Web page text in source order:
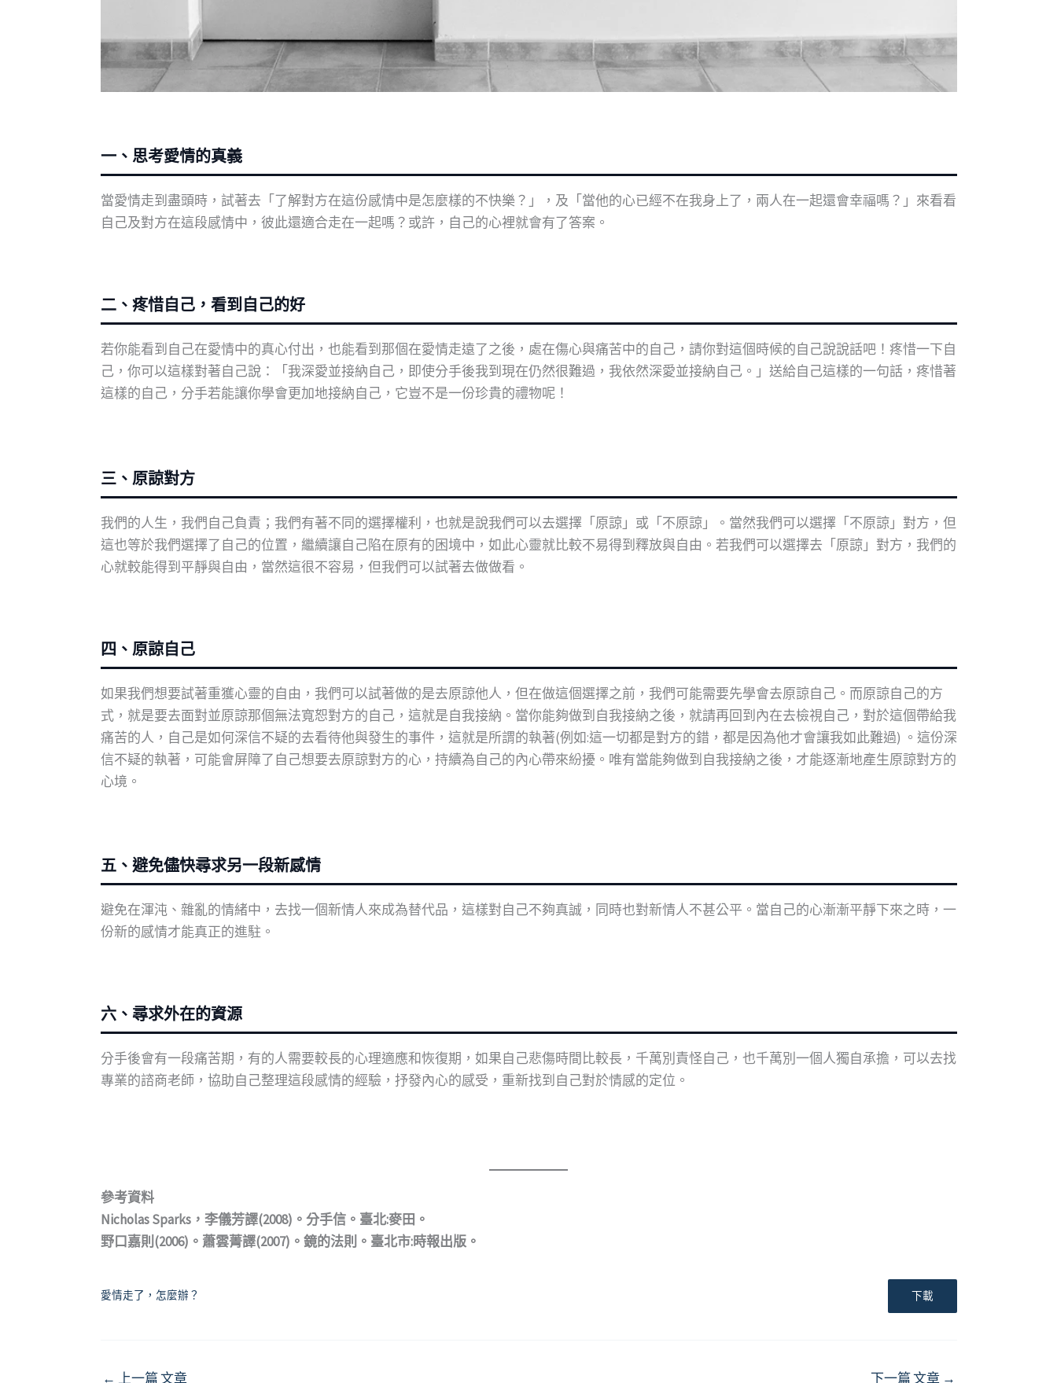
一、思考愛情的真義
當愛情走到盡頭時，試著去「了解對方在這份感情中是怎麼樣的不快樂？」，及「當他的心已經不在我身上了，兩人在一起還會幸福嗎？」來看看
自己及對方在這段感情中，彼此還適合走在一起嗎？或許，自己的心裡就會有了答案。
二、疼惜自己，看到自己的好
若你能看到自己在愛情中的真心付出，也能看到那個在愛情走遠了之後，處在傷心與痛苦中的自己，請你對這個時候的自己說說話吧！疼惜一下自
己，你可以這樣對著自己說：「我深愛並接納自己，即使分手後我到現在仍然很難過，我依然深愛並接納自己。」送給自己這樣的一句話，疼惜著
這樣的自己，分手若能讓你學會更加地接納自己，它豈不是一份珍貴的禮物呢！
三、原諒對方
我們的人生，我們自己負責；我們有著不同的選擇權利，也就是說我們可以去選擇「原諒」或「不原諒」。當然我們可以選擇「不原諒」對方，但
這也等於我們選擇了自己的位置，繼續讓自己陷在原有的困境中，如此心靈就比較不易得到釋放與自由。若我們可以選擇去「原諒」對方，我們的
心就較能得到平靜與自由，當然這很不容易，但我們可以試著去做做看。
四、原諒自己
如果我們想要試著重獲心靈的自由，我們可以試著做的是去原諒他人，但在做這個選擇之前，我們可能需要先學會去原諒自己。而原諒自己的方
式，就是要去面對並原諒那個無法寬恕對方的自己，這就是自我接納。當你能夠做到自我接納之後，就請再回到內在去檢視自己，對於這個帶給我
痛苦的人，自己是如何深信不疑的去看待他與發生的事件，這就是所謂的執著(例如:這一切都是對方的錯，都是因為他才會讓我如此難過) 。這份深
信不疑的執著，可能會屏障了自己想要去原諒對方的心，持續為自己的內心帶來紛擾。唯有當能夠做到自我接納之後，才能逐漸地產生原諒對方的
心境。
五、避免儘快尋求另一段新感情
避免在渾沌、雜亂的情緒中，去找一個新情人來成為替代品，這樣對自己不夠真誠，同時也對新情人不甚公平。當自己的心漸漸平靜下來之時，一
份新的感情才能真正的進駐。
六、尋求外在的資源
分手後會有一段痛苦期，有的人需要較長的心理適應和恢復期，如果自己悲傷時間比較長，千萬別責怪自己，也千萬別一個人獨自承擔，可以去找
專業的諮商老師，協助自己整理這段感情的經驗，抒發內心的感受，重新找到自己對於情感的定位。
參考資料
Nicholas Sparks，李儀芳譯(2008)。分手信。臺北:麥田。
野口嘉則(2006)。蕭雲菁譯(2007)。鏡的法則。臺北市:時報出版。
愛情走了，怎麼辦？ 下載
← 上一篇 文章 下一篇 文章 →